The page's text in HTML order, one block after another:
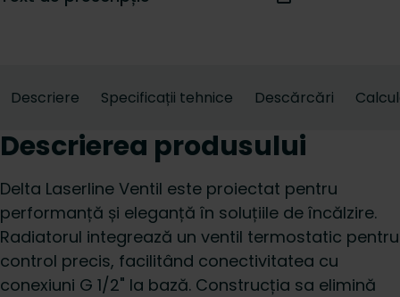
Descriere Specificații tehnice Descărcări
Descrierea produsului
Delta Laserline Ventil este proiectat pentru
performanță și eleganță în soluțiile de încălzire.
Radiatorul integrează un ventil termostatic pentru
control precis, facilitând conectivitatea cu
conexiuni G 1/2" la bază. Construcția sa elimină